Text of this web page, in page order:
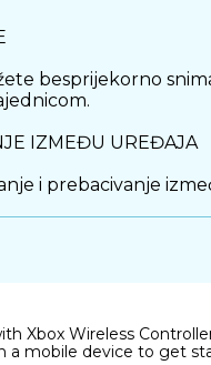
besprijekorno
IZMEĐU UREĐAJA
i prebacivanje
dizajn i
Xbox Wireless
a mobile device to get